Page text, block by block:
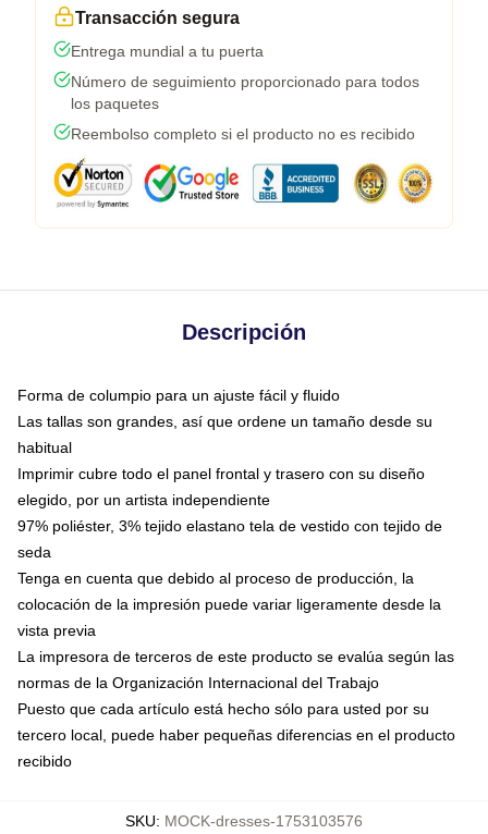
Transacción segura
Entrega mundial a tu puerta
Número de seguimiento proporcionado para todos
los paquetes
Reembolso completo si el producto no es recibido
Descripción
Forma de columpio para un ajuste fácil y fluido
Las tallas son grandes, así que ordene un tamaño desde su
habitual
Imprimir cubre todo el panel frontal y trasero con su diseño
elegido, por un artista independiente
97% poliéster, 3% tejido elastano tela de vestido con tejido de
seda
Tenga en cuenta que debido al proceso de producción, la
colocación de la impresión puede variar ligeramente desde la
vista previa
La impresora de terceros de este producto se evalúa según las
normas de la Organización Internacional del Trabajo
Puesto que cada artículo está hecho sólo para usted por su
tercero local, puede haber pequeñas diferencias en el producto
recibido
SKU: MOCK-dresses-1753103576